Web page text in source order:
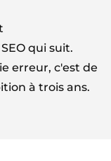
qui suit.
erreur, c'est de
à trois ans.